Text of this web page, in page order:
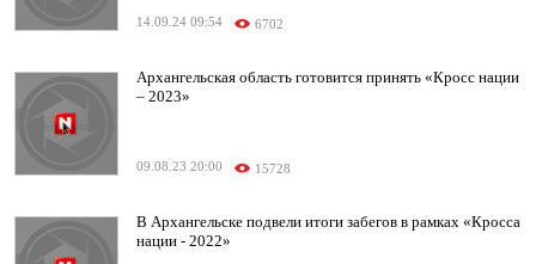
14.09.24 09:54 6702
Архангельская область готовится принять «Кросс нации
– 2023»
09.08.23 20:00 15728
В Архангельске подвели итоги забегов в рамках «Кросса
нации - 2022»